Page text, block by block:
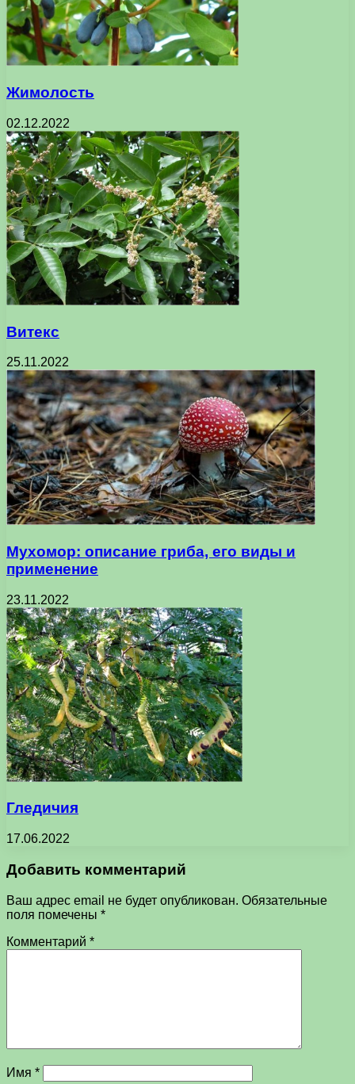
Жимолость
02.12.2022
Витекс
25.11.2022
Мухомор: описание гриба, его виды и
применение
23.11.2022
Гледичия
17.06.2022
Добавить комментарий
Ваш адрес email не будет опубликован. Обязательные
поля помечены *
Комментарий *
Имя *